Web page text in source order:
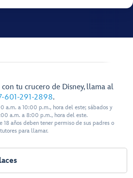
tu crucero de Disney, llama al
601-291-2898.
a.m. a 10:00 p.m., hora del este; sábados y
a.m. a 8:00 p.m., hora del este.
18 años deben tener permiso de sus padres o
tutores para llamar.